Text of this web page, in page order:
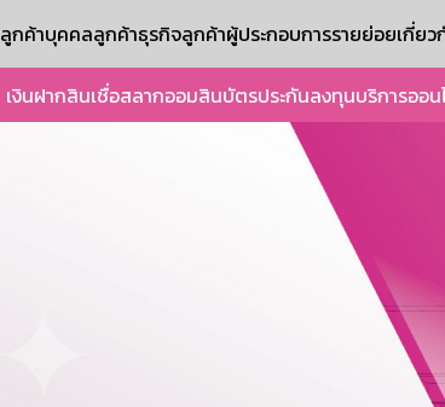
ลูกค้าบุคคลลูกค้าธุรกิจลูกค้าผู้ประกอบการรายย่อยเกี่ยว
เงินฝากสินเชื่อสลากออมสินบัตรประกันลงทุนบริการออ